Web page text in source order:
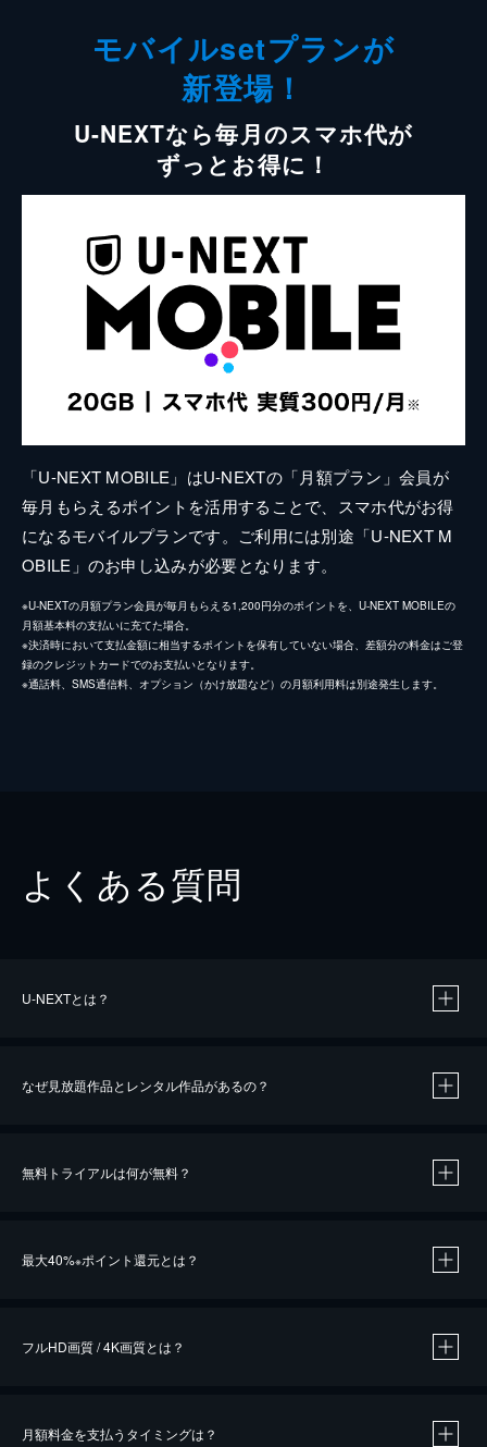
モバイルsetプランが
新登場！
U-NEXTなら毎月のスマホ代が
ずっとお得に！
「U-NEXT MOBILE」はU-NEXTの「月額プラン」会員が
毎月もらえるポイントを活用することで、スマホ代がお得
になるモバイルプランです。ご利用には別途「U-NEXT M
OBILE」のお申し込みが必要となります。
※U-NEXTの月額プラン会員が毎月もらえる1,200円分のポイントを、U-NEXT MOBILEの
月額基本料の支払いに充てた場合。
※決済時において支払金額に相当するポイントを保有していない場合、差額分の料金はご登
録のクレジットカードでのお支払いとなります。
※通話料、SMS通信料、オプション（かけ放題など）の月額利用料は別途発生します。
よくある質問
U-NEXTとは？
なぜ見放題作品とレンタル作品があるの？
無料トライアルは何が無料？
最大40%※ポイント還元とは？
※40％ポイント還元の対象は、クレジットカード決済による作品の購入 / レンタルです。
フルHD画質 / 4K画質とは？
月額料金を支払うタイミングは？